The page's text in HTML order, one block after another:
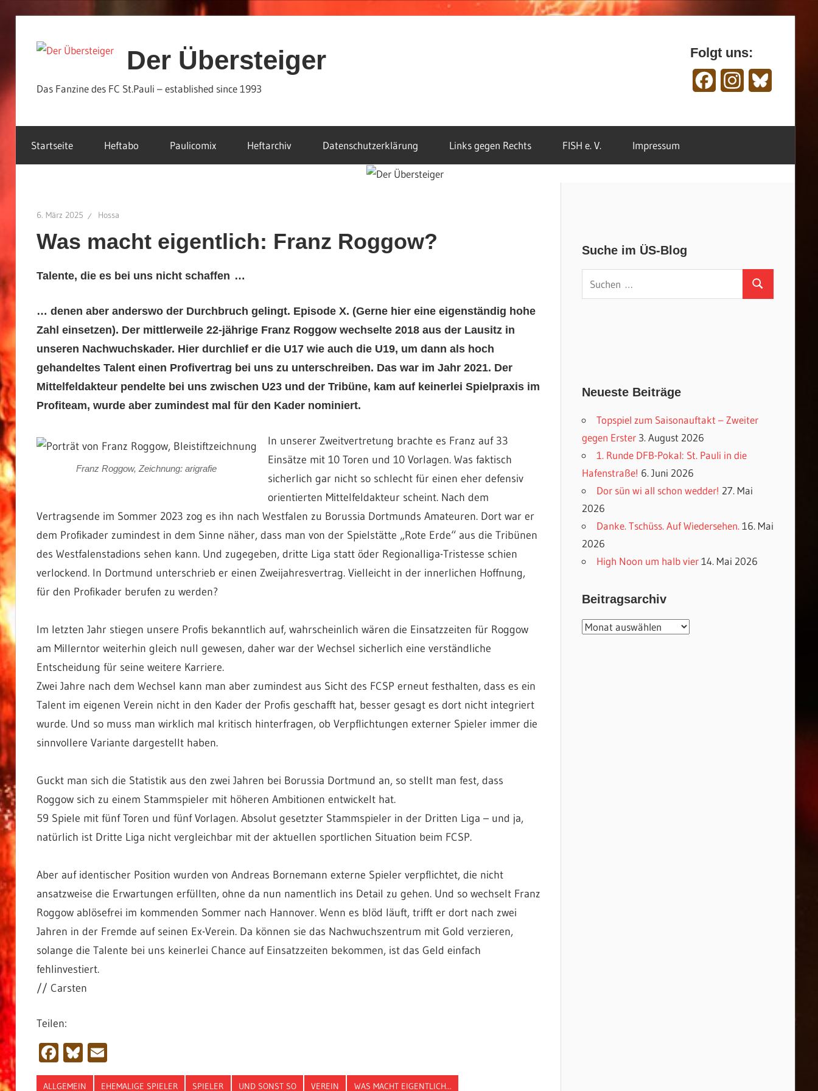
Inhalt
Der Übersteiger
Das Fanzine des FC St.Pauli – established since 1993
Folgt uns:
FacebookInstagram
Startseite Heftabo Paulicomix Heftarchiv Datenschutzerklärung Links gegen Rechts FISH e. V. Impressum
6. März 2025 Hossa
Was macht eigentlich: Franz Roggow?
Talente, die es bei uns nicht schaffen …
… denen aber anderswo der Durchbruch gelingt. Episode X. (Gerne hier eine eigenständig hohe
Zahl einsetzen). Der mittlerweile 22-jährige Franz Roggow wechselte 2018 aus der Lausitz in
unseren Nachwuchskader. Hier durchlief er die U17 wie auch die U19, um dann als hoch
gehandeltes Talent einen Profivertrag bei uns zu unterschreiben. Das war im Jahr 2021. Der
Mittelfeldakteur pendelte bei uns zwischen U23 und der Tribüne, kam auf keinerlei Spielpraxis im
Profiteam, wurde aber zumindest mal für den Kader nominiert.
Franz Roggow, Zeichnung: arigrafie
In unserer Zweitvertretung brachte es Franz auf 33
Einsätze mit 10 Toren und 10 Vorlagen. Was faktisch
sicherlich gar nicht so schlecht für einen eher defensiv
orientierten Mittelfeldakteur scheint. Nach dem
Vertragsende im Sommer 2023 zog es ihn nach Westfalen zu Borussia Dortmunds Amateuren. Dort war er
dem Profikader zumindest in dem Sinne näher, dass man von der Spielstätte „Rote Erde“ aus die Tribünen
des Westfalenstadions sehen kann. Und zugegeben, dritte Liga statt öder Regionalliga-Tristesse schien
verlockend. In Dortmund unterschrieb er einen Zweijahresvertrag. Vielleicht in der innerlichen Hoffnung,
für den Profikader berufen zu werden?
Im letzten Jahr stiegen unsere Profis bekanntlich auf, wahrscheinlich wären die Einsatzzeiten für Roggow
am Millerntor weiterhin gleich null gewesen, daher war der Wechsel sicherlich eine verständliche
Entscheidung für seine weitere Karriere.
Zwei Jahre nach dem Wechsel kann man aber zumindest aus Sicht des FCSP erneut festhalten, dass es ein
Talent im eigenen Verein nicht in den Kader der Profis geschafft hat, besser gesagt es dort nicht integriert
wurde. Und so muss man wirklich mal kritisch hinterfragen, ob Verpflichtungen externer Spieler immer die
sinnvollere Variante dargestellt haben.
Guckt man sich die Statistik aus den zwei Jahren bei Borussia Dortmund an, so stellt man fest, dass
Roggow sich zu einem Stammspieler mit höheren Ambitionen entwickelt hat.
59 Spiele mit fünf Toren und fünf Vorlagen. Absolut gesetzter Stammspieler in der Dritten Liga – und ja,
natürlich ist Dritte Liga nicht vergleichbar mit der aktuellen sportlichen Situation beim FCSP.
Aber auf identischer Position wurden von Andreas Bornemann externe Spieler verpflichtet, die nicht
ansatzweise die Erwartungen erfüllten, ohne da nun namentlich ins Detail zu gehen. Und so wechselt Franz
Roggow ablösefrei im kommenden Sommer nach Hannover. Wenn es blöd läuft, trifft er dort nach zwei
Jahren in der Fremde auf seinen Ex-Verein. Da können sie das Nachwuchszentrum mit Gold verzieren,
solange die Talente bei uns keinerlei Chance auf Einsatzzeiten bekommen, ist das Geld einfach
fehlinvestiert.
// Carsten
Teilen:
Facebook
Bluesky
Email
ALLGEMEIN EHEMALIGE SPIELER SPIELER UND SONST SO VEREIN WAS MACHT EIGENTLICH...
Suche im ÜS-Blog
Suchen
Neueste Beiträge
Topspiel zum Saisonauftakt – Zweiter
gegen Erster 3. August 2026
1. Runde DFB-Pokal: St. Pauli in die
Hafenstraße! 6. Juni 2026
Dor sün wi all schon wedder! 27. Mai
2026
Danke. Tschüss. Auf Wiedersehen. 16. Mai
2026
High Noon um halb vier 14. Mai 2026
Beitragsarchiv
Beitragsarchiv